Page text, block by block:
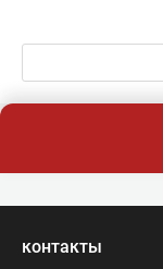
контакты